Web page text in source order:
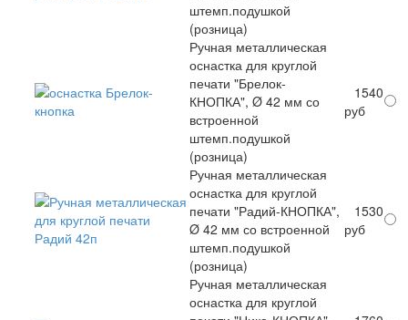
штемп.подушкой
(розница)
Ручная металлическая
оснастка для круглой
печати "Брелок-
КНОПКА", Ø 42 мм со
встроенной
штемп.подушкой
(розница)
1540
руб
Ручная металлическая
оснастка для круглой
печати "Радий-КНОПКА",
Ø 42 мм со встроенной
штемп.подушкой
(розница)
1530
руб
Ручная металлическая
оснастка для круглой